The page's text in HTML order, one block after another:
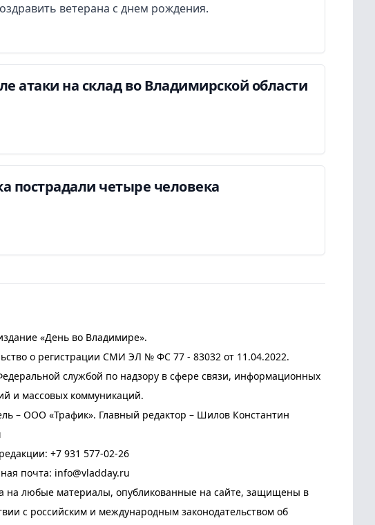
ветерана с днем рождения.
атаки на склад во Владимирской области
пострадали четыре человека
«День во Владимире».
о регистрации СМИ ЭЛ № ФС 77 - 83032 от 11.04.2022.
службой по надзору в сфере связи, информационных
и массовых коммуникаций.
– ООО «Трафик». Главный редактор – Шилов Константин
+7 931 577-02-26
почта: info@vladday.ru
на любые материалы, опубликованные на сайте, защищены в
с российским и международным законодательством об